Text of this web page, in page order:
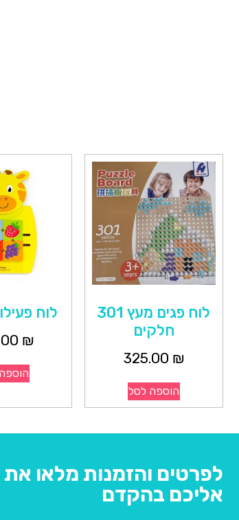
לוח פגים מעץ 301
חלקים
325.00 ₪
הוספה לסל
לוח
₪
לפרטים והזמנות מלאו את
אליכם בהקדם